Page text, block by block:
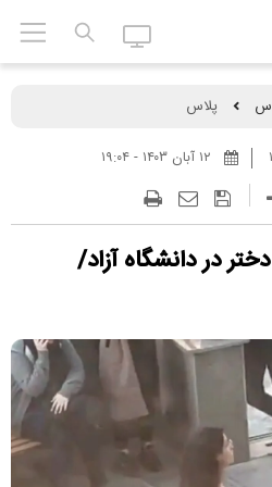
پلاس
در دانشگاه آزاد/